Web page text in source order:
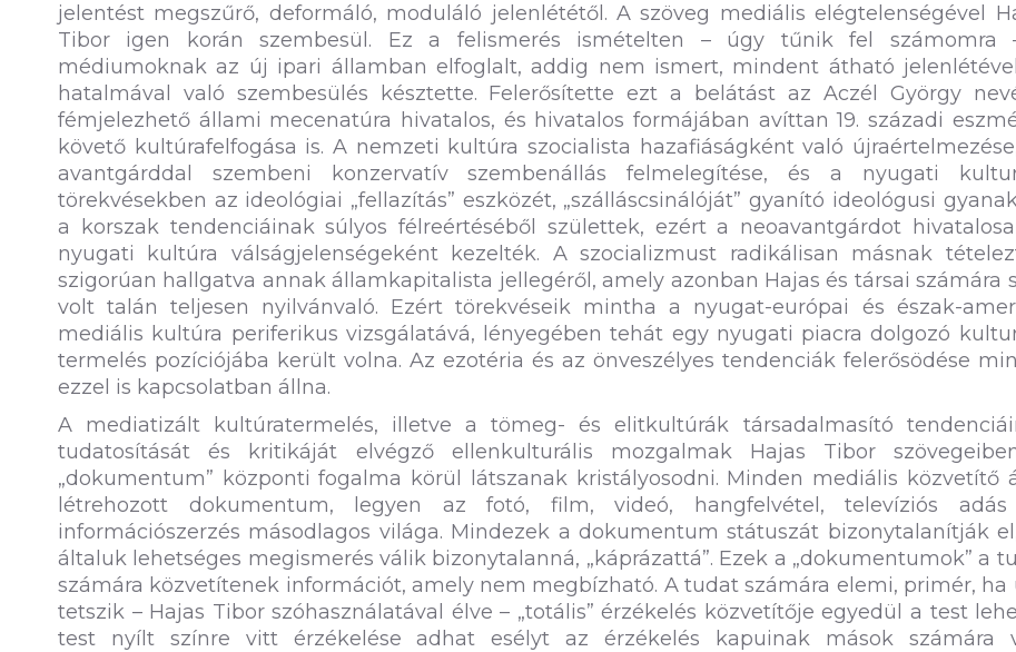
jelentést megszűrő, deformáló, moduláló jelenlététől. A szöveg mediális elégtelenségével
Tibor igen korán szembesül. Ez a felismerés ismételten – úgy tűnik fel számomra
médiumoknak az új ipari államban elfoglalt, addig nem ismert, mindent átható
hatalmával való szembesülés késztette. Felerősítette ezt a belátást az Aczél György
fémjelezhető állami mecenatúra hivatalos, és hivatalos formájában avíttan 19. századi
követő kultúrafelfogása is. A nemzeti kultúra szocialista hazafiáságként való
avantgárddal szembeni konzervatív szembenállás felmelegítése, és a nyugati
törekvésekben az ideológiai „fellazítás” eszközét, „szálláscsinálóját” gyanító ideológusi
a korszak tendenciáinak súlyos félreértéséből születtek, ezért a neoavantgárdot
nyugati kultúra válságjelenségeként kezelték. A szocializmust radikálisan másnak
szigorúan hallgatva annak államkapitalista jellegéről, amely azonban Hajas és társai számára
volt talán teljesen nyilvánvaló. Ezért törekvéseik mintha a nyugat-európai és észak-
mediális kultúra periferikus vizsgálatává, lényegében tehát egy nyugati piacra dolgozó
termelés pozíciójába került volna. Az ezotéria és az önveszélyes tendenciák felerősödése
ezzel is kapcsolatban állna.
A mediatizált kultúratermelés, illetve a tömeg- és elitkultúrák társadalmasító
tudatosítását és kritikáját elvégző ellenkulturális mozgalmak Hajas Tibor
„dokumentum” központi fogalma körül látszanak kristályosodni. Minden mediális közvetítő
létrehozott dokumentum, legyen az fotó, film, videó, hangfelvétel, televíziós
információszerzés másodlagos világa. Mindezek a dokumentum státuszát bizonytalanítják
általuk lehetséges megismerés válik bizonytalanná, „káprázattá”. Ezek a „dokumentumok” a
számára közvetítenek információt, amely nem megbízható. A tudat számára elemi, primér, ha
tetszik – Hajas Tibor szóhasználatával élve – „totális” érzékelés közvetítője egyedül a test
test nyílt színre vitt érzékelése adhat esélyt az érzékelés kapuinak mások számára